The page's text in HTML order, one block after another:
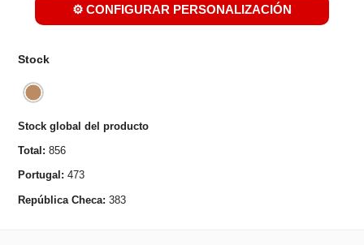
⚙️ CONFIGURAR PERSONALIZACIÓN
Stock
Stock global del producto
Total: 856
Portugal: 473
República Checa: 383